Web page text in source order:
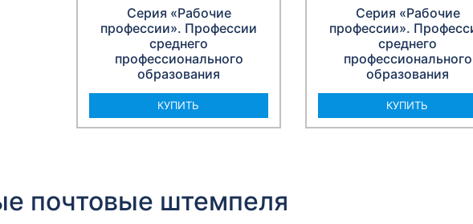
Серия «Рабочие
профессии». Профессии
среднего
профессионального
образования
КУПИТЬ
Серия «Рабочие
профессии».
среднего
профессионального
образования
КУПИТЬ
почтовые штемпеля